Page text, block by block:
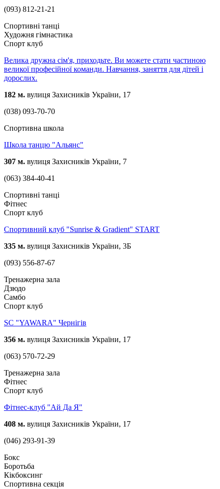
(093) 812-21-21
Спортивні танці
Художня гімнастика
Спорт клуб
Велика дружна сім'я, приходьте. Ви можете стати частиною
великої професійної команди. Навчання, заняття для дітей і
дорослих.
182 м. вулиця Захисників України, 17
(038) 093-70-70
Спортивна школа
Школа танцю "Альянс"
307 м. вулиця Захисників України, 7
(063) 384-40-41
Спортивні танці
Фітнес
Спорт клуб
Спортивний клуб "Sunrise & Gradient" START
335 м. вулиця Захисників України, 3Б
(093) 556-87-67
Тренажерна зала
Дзюдо
Самбо
Спорт клуб
SC "YAWARA" Чернігів
356 м. вулиця Захисників України, 17
(063) 570-72-29
Тренажерна зала
Фітнес
Спорт клуб
Фітнес-клуб "Ай Да Я"
408 м. вулиця Захисників України, 17
(046) 293-91-39
Бокс
Боротьба
Кікбоксинг
Спортивна секція